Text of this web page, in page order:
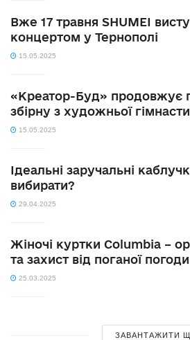
Вже 17 травня SHUMEI
концертом у Тернополі
15.05.2025
«Креатор-Буд» продовжує
збірну з художньої
15.05.2025
Ідеальні заручальні
вибирати?
29.04.2025
Жіночі куртки Columbia –
та захист від поганої погоди
25.03.2025
ЗАВАНТАЖИТИ